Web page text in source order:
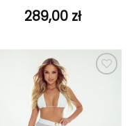
289,00 zł
ulubionych